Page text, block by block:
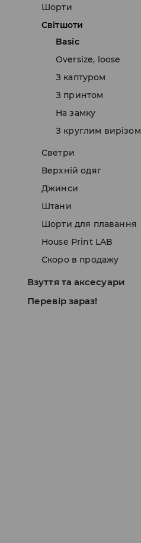
Шорти
Світшоти
Basic
Oversize, loose
З каптуром
З принтом
На замку
З круглим вирiзом
Светри
Верхній одяг
Джинси
Штани
Шорти для плавання
House Print LAB
Скоро в продажу
Взуття та аксесуари
Перевір зараз!